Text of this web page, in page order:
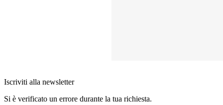
Iscriviti alla newsletter
Si è verificato un errore durante la tua richiesta.